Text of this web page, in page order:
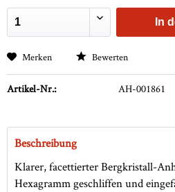
In
Merken Bewerten
Artikel-Nr.: AH-001861
Beschreibung
Klarer, facettierter Bergkristall-
Hexagramm geschliffen und